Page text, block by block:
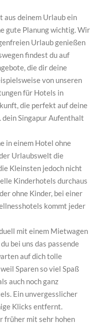
aus deinem Urlaub ein
gute Planung wichtig. Wir
Urlaub genießen
findest du auf
die dir deine
von unseren
für Hotels in
die perfekt auf deine
dein Singapur Aufenthalt
in einem Hotel ohne
Urlaubswelt die
Kleinsten jedoch nicht
Kinderhotels durchaus
ohne Kinder, bei einer
kommt jeder
mit einem Mietwagen
bei uns das passende
auf dich tolle
Sparen so viel Spaß
auch noch ganz
Ein unvergesslicher
Klicks entfernt.
früher mit sehr hohen